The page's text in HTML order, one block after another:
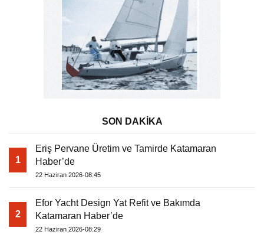
SON DAKİKA
1
Eriş Pervane Üretim ve Tamirde Katamaran
Haber’de
22 Haziran 2026-08:45
2
Efor Yacht Design Yat Refit ve Bakımda
Katamaran Haber’de
22 Haziran 2026-08:29